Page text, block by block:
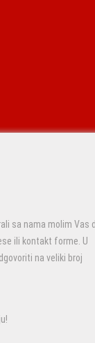
sa nama molim Vas
ili kontakt forme. U
na veliki broj